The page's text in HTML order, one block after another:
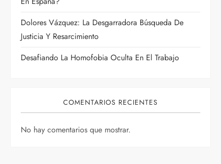
r
a
d
s
Dolores Vázquez: La Desgarradora Búsqueda De
Justicia Y Resarcimiento
Desafiando La Homofobia Oculta En El Trabajo
COMENTARIOS RECIENTES
No hay comentarios que mostrar.